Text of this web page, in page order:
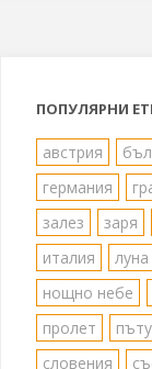
ПОПУЛЯРНИ
австрия
германия
залез
заря
италия
луна
нощно небе
пролет
словения